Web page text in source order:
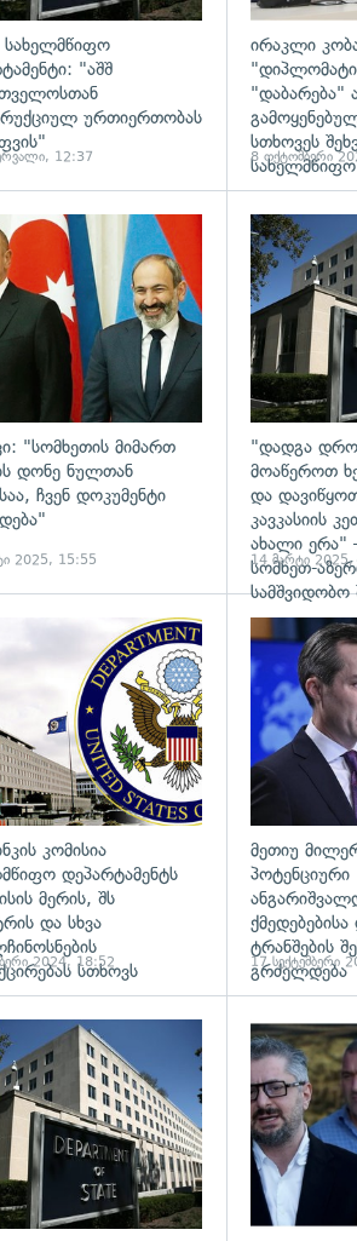
სახელმწიფო
"აშშ
ურთიერთობას
12:37
ირაკლი
სთხოვეს
სახელმწიფო
8 ოქტომბერი
გადახედვა
"სომხეთის მიმართ
დონე ნულთან
ჩვენ დოკუმენტი
2025, 15:55
"დადგა
მოაწეროთ
და
კავკასიის
ახალი ერა"
სომხეთ-
სამშვიდობო
14 მარტი
გადახედვა
კომისია
დეპარტამენტს
მერის, შს
და სხვა
სთხოვს
2024, 18:52
მეთიუ
პოტენციური
ტრანშების
გრძელდება
17 სექტემბერი
გადახედვა